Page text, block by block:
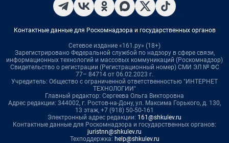
Контактные данные для Роскомнадзора и государственных органов
Сетевое издание «161.ру» (18+)
Зарегистрировано Федеральной службой по надзору в сфере связи,
информационных технологий и массовых коммуникаций (Роскомнадзор)
Свидетельство о регистрации (Регистрационный номер) СМИ ЭЛ № ФС
77– 84714 от 06.02.2023 г.
Учредитель: Общество с ограниченной ответственностью "ИНТЕРНЕТ
ТЕХНОЛОГИИ"
Главный редактор: Сергеева Ольга Викторовна
Адрес редакции: 344002, г. Ростов-на-Дону, ул. Максима Горького, д. 130,
13 этаж, +7 (918) 50-50-161
Электронный адрес редакции: 161@shkulev.ru
Контактные данные для Роскомнадзора и государственных органов:
juristnn@shkulev.ru
Техподдержка: help@shkulev.ru